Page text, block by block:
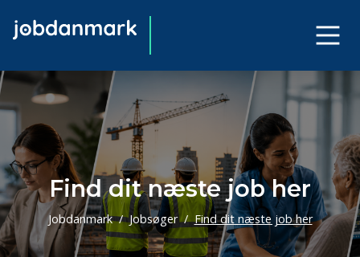
Find dit næste job her
Jobdanmark Jobsøger Find dit næste job her